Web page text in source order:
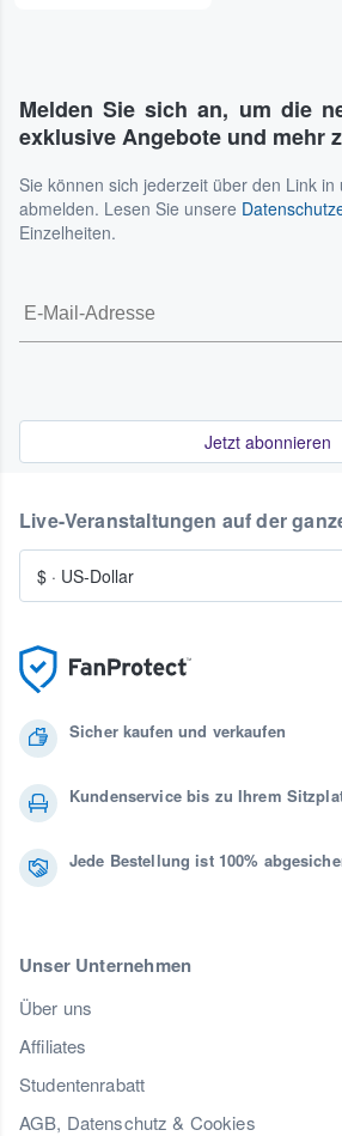
Melden Sie sich an, um die
exklusive Angebote und mehr
Sie können sich jederzeit über den Link in
abmelden. Lesen Sie unsere
Einzelheiten.
Jetzt abonnieren
Sicher kaufen und verkaufen
Kundenservice bis zu Ihrem
Jede Bestellung ist 100%
Unser Unternehmen
Über uns
Affiliates
Studentenrabatt
AGB, Datenschutz & Cookies
Live-Veranstaltungen auf der
$ · US-Dollar